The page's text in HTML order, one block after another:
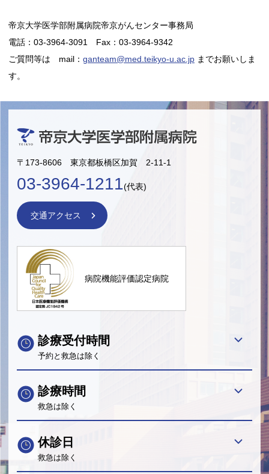
帝京大学医学部附属病院帝京がんセンター事務局
電話：03-3964-3091 Fax：03-3964-9342
ご質問等は mail： ganteam@med.teikyo-u.ac.jp までお願いしま
す。
〒173-8606 東京都板橋区加賀 2-11-1
03-3964-1211(代表)
交通アクセス
病院機能評価認定病院
診療受付時間
予約と救急は除く
診療時間
救急は除く
休診日
救急は除く